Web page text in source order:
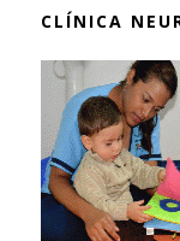
CLÍNICA